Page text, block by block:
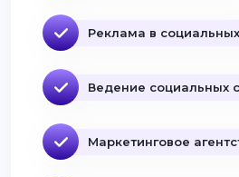
Реклама в
Ведение социальных
Маркетинговое